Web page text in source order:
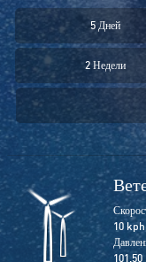
5 Дней
2 Недели
10